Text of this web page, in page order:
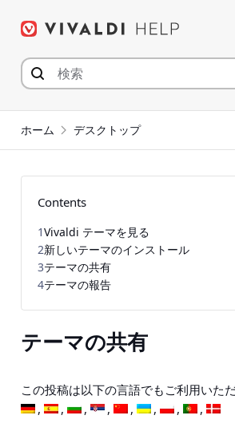
ホーム デスクトップ
テーマの共有
この投稿は以下の言語でもご利用いた
Contents
1Vivaldi テーマを見る
2新しいテーマのインストール
3テーマの共有
4テーマの報告